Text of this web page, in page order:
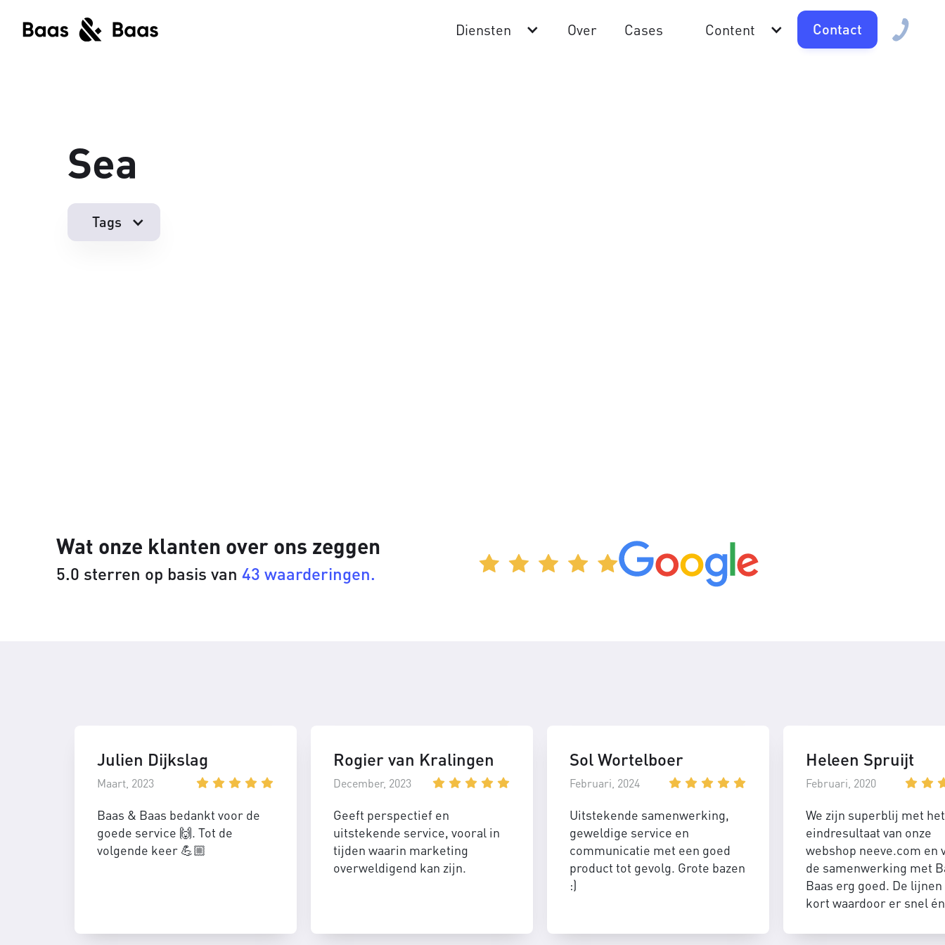
Diensten Over Cases Content Contact
Sea
Tags
Wat onze klanten over ons zeggen
5.0 sterren op basis van 43 waarderingen.
Julien Dijkslag
Maart, 2023
Baas & Baas bedankt voor de
goede service 🙌. Tot de
volgende keer 💪🏼
Rogier van Kralingen
December, 2023
Geeft perspectief en
uitstekende service, vooral in
tijden waarin marketing
overweldigend kan zijn.
Sol Wortelboer
Februari, 2024
Uitstekende samenwerking,
geweldige service en
communicatie met een goed
product tot gevolg. Grote bazen
:)
Heleen Spruijt
Februari, 2020
We zijn superblij met het
eindresultaat van onze
webshop neeve.com en
de samenwerking met
Baas erg goed. De
kort waardoor er snel én
worden.